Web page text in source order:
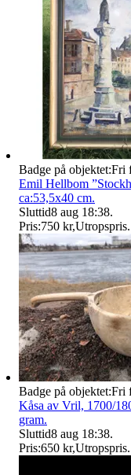
Badge på objektet:Fri
Emil Hellbom
ca:53,5x40 cm.
Sluttid8 aug 18:38.
Pris:750 kr,Utropspris.
Badge på objektet:Fri
Kåsa av Vril, 1700/
gram.
Sluttid8 aug 18:38.
Pris:650 kr,Utropspris.